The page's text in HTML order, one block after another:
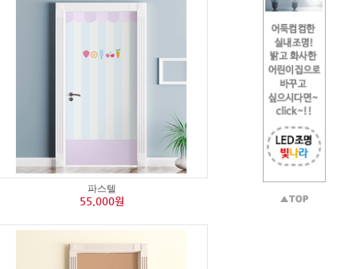
파스텔
55,000원